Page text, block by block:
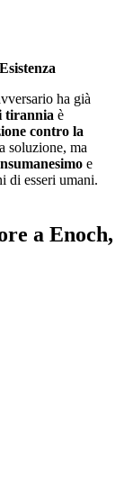
ha già
tirannia è
contro la
soluzione, ma
e
di esseri umani.
a Enoch,